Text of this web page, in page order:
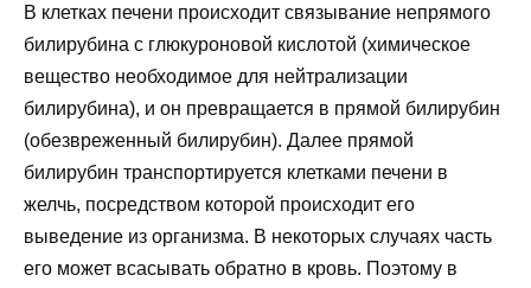
В клетках печени происходит связывание непрямого
билирубина с глюкуроновой кислотой (химическое
вещество необходимое для нейтрализации
билирубина), и он превращается в прямой билирубин
(обезвреженный билирубин). Далее прямой
билирубин транспортируется клетками печени в
желчь, посредством которой происходит его
выведение из организма. В некоторых случаях часть
его может всасывать обратно в кровь. Поэтому в